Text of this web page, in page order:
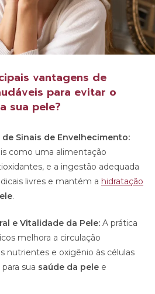
vantagens de
para evitar o
sua pele?
Sinais de Envelhecimento:
como uma alimentação
e a ingestão adequada
livres e mantém a hidratação
.
e Vitalidade da Pele: A prática
melhora a circulação
nutrientes e oxigênio às células
sua saúde da pele e